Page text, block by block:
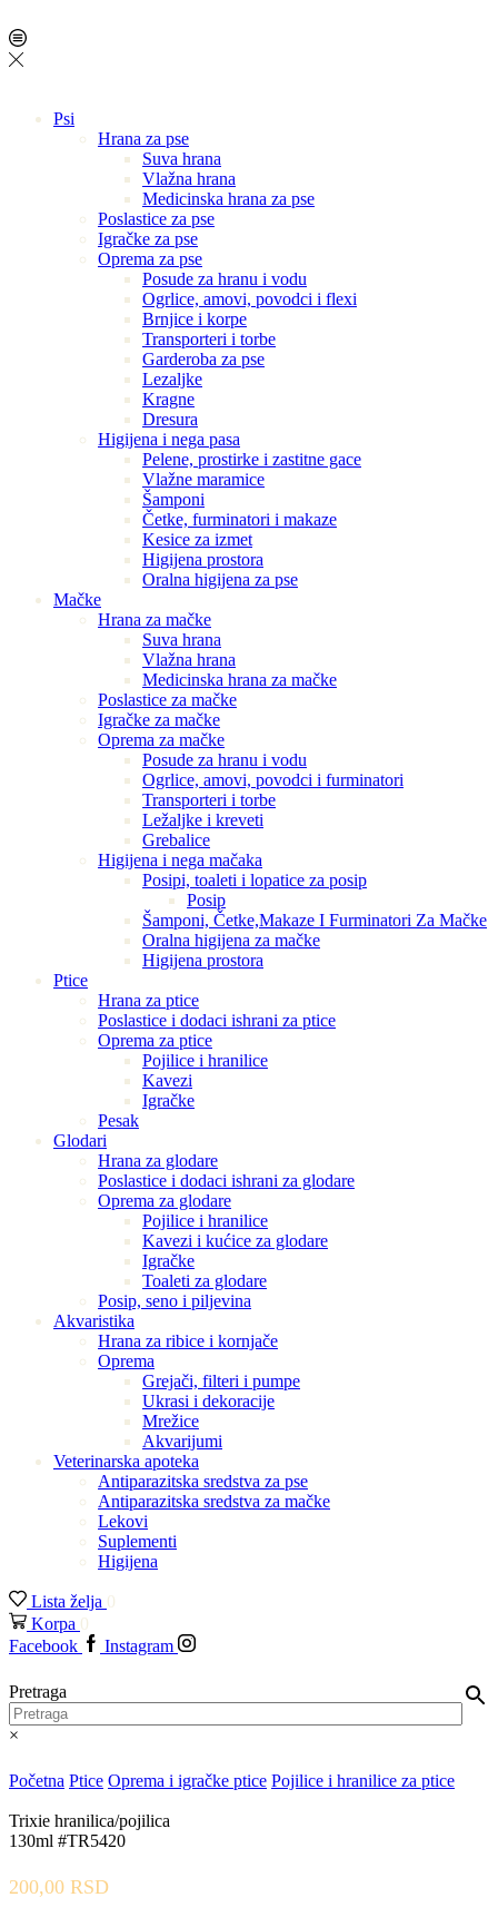
Psi
Hrana za pse
Suva hrana
Vlažna hrana
Medicinska hrana za pse
Poslastice za pse
Igračke za pse
Oprema za pse
Posude za hranu i vodu
Ogrlice, amovi, povodci i flexi
Brnjice i korpe
Transporteri i torbe
Garderoba za pse
Lezaljke
Kragne
Dresura
Higijena i nega pasa
Pelene, prostirke i zastitne gace
Vlažne maramice
Šamponi
Četke, furminatori i makaze
Kesice za izmet
Higijena prostora
Oralna higijena za pse
Mačke
Hrana za mačke
Suva hrana
Vlažna hrana
Medicinska hrana za mačke
Poslastice za mačke
Igračke za mačke
Oprema za mačke
Posude za hranu i vodu
Ogrlice, amovi, povodci i furminatori
Transporteri i torbe
Ležaljke i kreveti
Grebalice
Higijena i nega mačaka
Posipi, toaleti i lopatice za posip
Posip
Šamponi, Četke,Makaze I Furminatori Za Mačke
Oralna higijena za mačke
Higijena prostora
Ptice
Hrana za ptice
Poslastice i dodaci ishrani za ptice
Oprema za ptice
Pojilice i hranilice
Kavezi
Igračke
Pesak
Glodari
Hrana za glodare
Poslastice i dodaci ishrani za glodare
Oprema za glodare
Pojilice i hranilice
Kavezi i kućice za glodare
Igračke
Toaleti za glodare
Posip, seno i piljevina
Akvaristika
Hrana za ribice i kornjače
Oprema
Grejači, filteri i pumpe
Ukrasi i dekoracije
Mrežice
Akvarijumi
Veterinarska apoteka
Antiparazitska sredstva za pse
Antiparazitska sredstva za mačke
Lekovi
Suplementi
Higijena
Lista želja 0
Korpa 0
Facebook
Instagram
Pretraga
×
Početna Ptice Oprema i igračke ptice Pojilice i hranilice za ptice
Trixie hranilica/pojilica
130ml #TR5420
200,00 RSD